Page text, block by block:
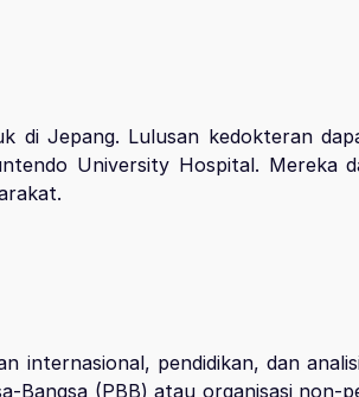
di Jepang. Lulusan kedokteran
University Hospital. Mereka
internasional, pendidikan, dan
Bangsa (PBB) atau organisasi non-